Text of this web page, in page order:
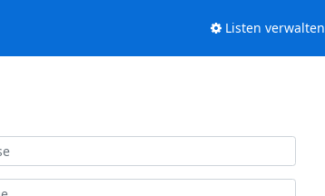
Listen verwalten